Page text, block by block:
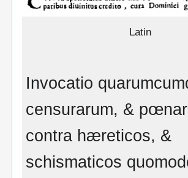
Latin
Invocatio
censurarum, &
contra hæreticos, &
schismaticos